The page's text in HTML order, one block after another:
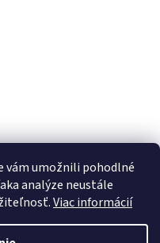
vám umožnili pohodlné
analýze neustále
Viac informácií